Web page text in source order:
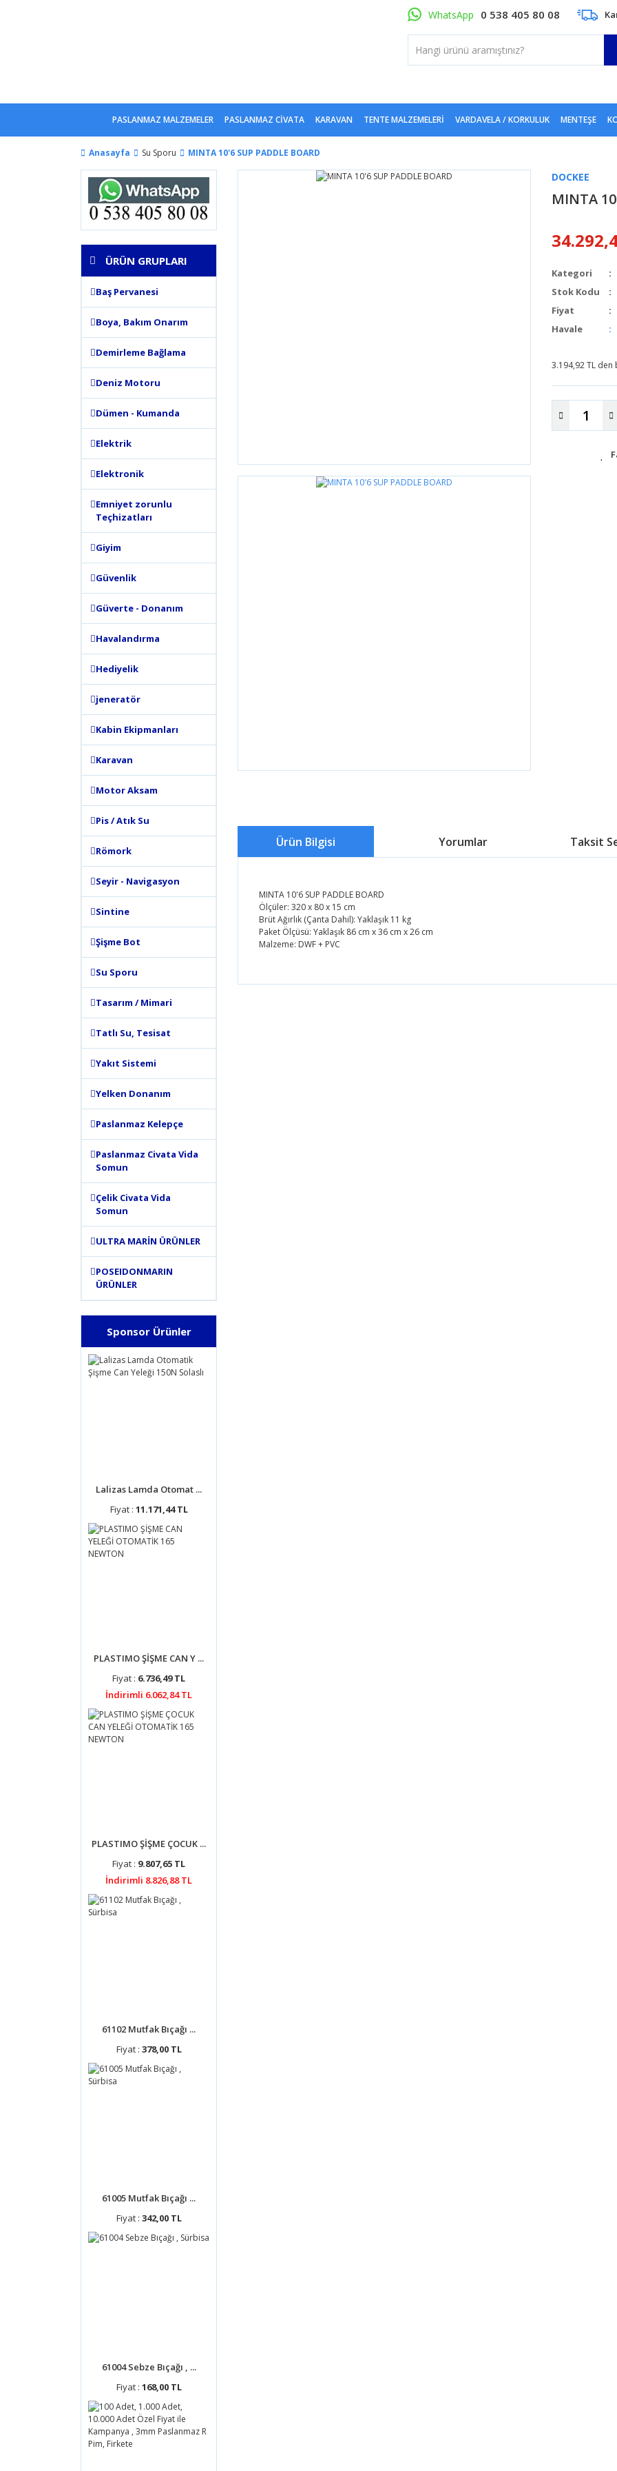
WhatsApp 0 538 405 80 08
PASLANMAZ MALZEMELER PASLANMAZ CİVATA KARAVAN TENTE MALZEMELERI VARDAVELA / KORKULUK MENTEŞE
Anasayfa Su Sporu MINTA 10'6 SUP PADDLE BOARD
ÜRÜN GRUPLARI
Baş Pervanesi
Boya, Bakım Onarım
Demirleme Bağlama
Deniz Motoru
Dümen - Kumanda
Elektrik
Elektronik
Emniyet zorunlu
Teçhizatları
Giyim
Güvenlik
Güverte - Donanım
Havalandırma
Hediyelik
jeneratör
Kabin Ekipmanları
Karavan
Motor Aksam
Pis / Atık Su
Römork
Seyir - Navigasyon
Sintine
Şişme Bot
Su Sporu
Tasarım / Mimari
Tatlı Su, Tesisat
Yakıt Sistemi
Yelken Donanım
Paslanmaz Kelepçe
Paslanmaz Civata Vida
Somun
Çelik Civata Vida
Somun
ULTRA MARİN ÜRÜNLER
POSEIDONMARIN
ÜRÜNLER
Sponsor Ürünler
Lalizas Lamda Otomat ...
Fiyat : 11.171,44 TL
PLASTIMO ŞİŞME CAN Y ...
Fiyat : 6.736,49 TL
İndirimli 6.062,84 TL
PLASTIMO ŞİŞME ÇOCUK ...
Fiyat : 9.807,65 TL
İndirimli 8.826,88 TL
61102 Mutfak Bıçağı ...
Fiyat : 378,00 TL
61005 Mutfak Bıçağı ...
Fiyat : 342,00 TL
61004 Sebze Bıçağı , ...
Fiyat : 168,00 TL
DOCKEE
MINTA
Kategori
Stok Kodu
Fiyat
Havale
3.194,92 TL den
Ürün Bilgisi Yorumlar Taksit
MINTA 10'6 SUP PADDLE BOARD
Ölçüler: 320 x 80 x 15 cm
Brüt Ağırlık (Çanta Dahil): Yaklaşık 11 kg
Paket Ölçüsü: Yaklaşık 86 cm x 36 cm x 26 cm
Malzeme: DWF + PVC